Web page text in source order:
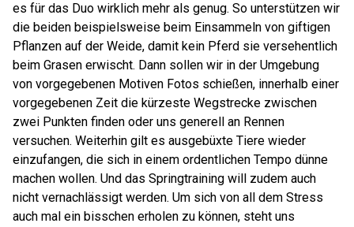
es für das Duo wirklich mehr als genug. So unterstützen wir
die beiden beispielsweise beim Einsammeln von giftigen
Pflanzen auf der Weide, damit kein Pferd sie versehentlich
beim Grasen erwischt. Dann sollen wir in der Umgebung
von vorgegebenen Motiven Fotos schießen, innerhalb einer
vorgegebenen Zeit die kürzeste Wegstrecke zwischen
zwei Punkten finden oder uns generell an Rennen
versuchen. Weiterhin gilt es ausgebüxte Tiere wieder
einzufangen, die sich in einem ordentlichen Tempo dünne
machen wollen. Und das Springtraining will zudem auch
nicht vernachlässigt werden. Um sich von all dem Stress
auch mal ein bisschen erholen zu können, steht uns